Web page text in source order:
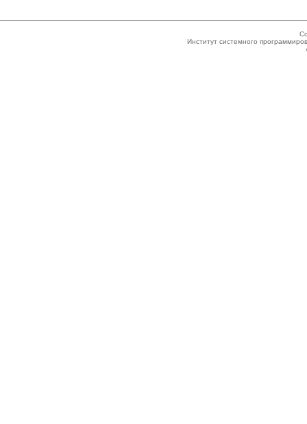
Институт системного